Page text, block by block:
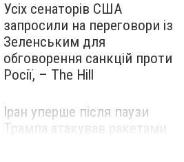
Усіх сенаторів США
запросили на переговори із
Зеленським для
обговорення санкцій проти
Росії, – The Hill
Іран уперше після паузи
Трампа атакував ракетами